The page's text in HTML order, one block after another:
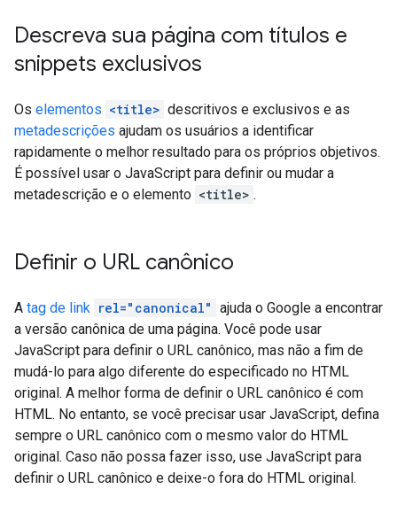
Descreva sua página com títulos e
snippets exclusivos
Os elementos <title> descritivos e exclusivos e as
metadescrições ajudam os usuários a identificar
rapidamente o melhor resultado para os próprios objetivos.
É possível usar o JavaScript para definir ou mudar a
metadescrição e o elemento <title> .
Definir o URL canônico
A tag de link rel="canonical" ajuda o Google a encontrar
a versão canônica de uma página. Você pode usar
JavaScript para definir o URL canônico, mas não a fim de
mudá-lo para algo diferente do especificado no HTML
original. A melhor forma de definir o URL canônico é com
HTML. No entanto, se você precisar usar JavaScript, defina
sempre o URL canônico com o mesmo valor do HTML
original. Caso não possa fazer isso, use JavaScript para
definir o URL canônico e deixe-o fora do HTML original.